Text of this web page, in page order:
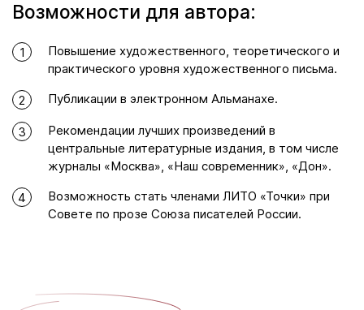
Возможности для автора:
1
Повышение художественного, теоретического и
практического уровня художественного письма.
2 Публикации в электронном Альманахе.
3
Рекомендации лучших произведений в
центральные литературные издания, в том числе
журналы «Москва», «Наш современник», «Дон».
4
Возможность стать членами ЛИТО «Точки» при
Совете по прозе Союза писателей России.